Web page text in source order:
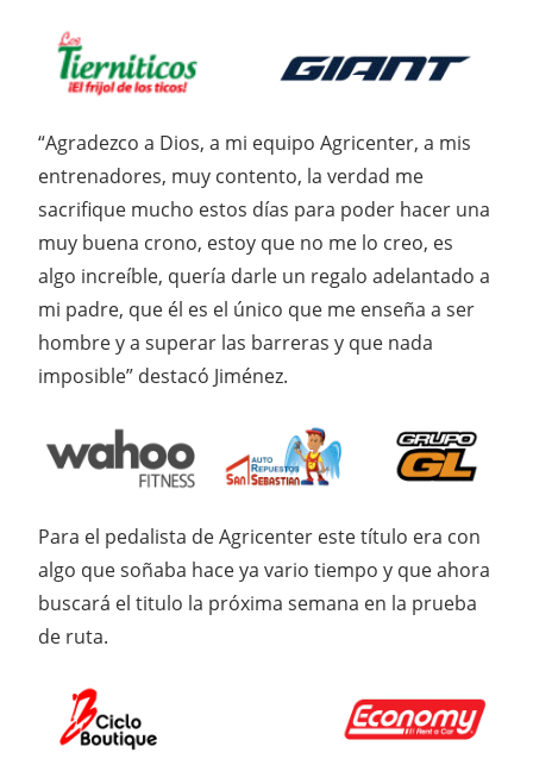
“Agradezco a Dios, a mi equipo Agricenter, a mis
entrenadores, muy contento, la verdad me
sacrifique mucho estos días para poder hacer una
muy buena crono, estoy que no me lo creo, es
algo increíble, quería darle un regalo adelantado a
mi padre, que él es el único que me enseña a ser
hombre y a superar las barreras y que nada
imposible” destacó Jiménez.
Para el pedalista de Agricenter este título era con
algo que soñaba hace ya vario tiempo y que ahora
buscará el titulo la próxima semana en la prueba
de ruta.